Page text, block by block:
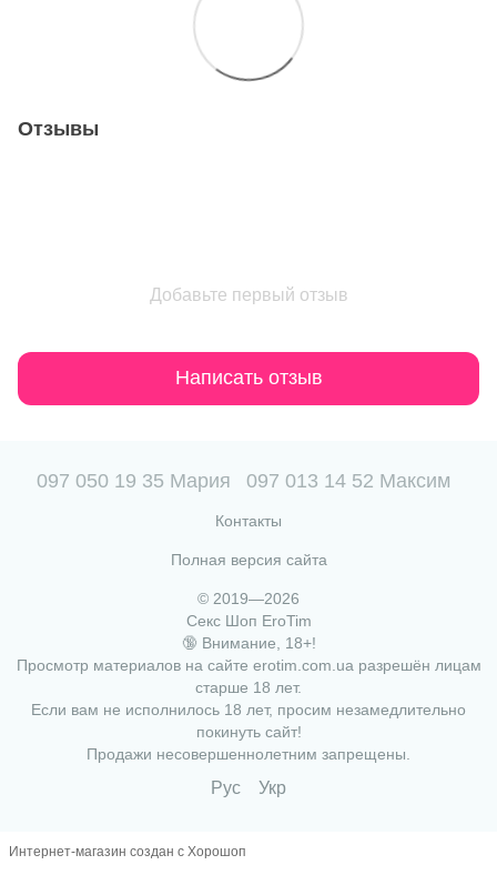
Отзывы
Добавьте первый отзыв
Написать отзыв
097 050 19 35 Мария 097 013 14 52 Максим
Контакты
Полная версия сайта
© 2019—2026
Секс Шоп EroTim
🔞 Внимание, 18+!
Просмотр материалов на сайте erotim.com.ua разрешён лицам
старше 18 лет.
Если вам не исполнилось 18 лет, просим незамедлительно
покинуть сайт!
Продажи несовершеннолетним запрещены.
Рус Укр
Интернет-магазин создан с Хорошоп